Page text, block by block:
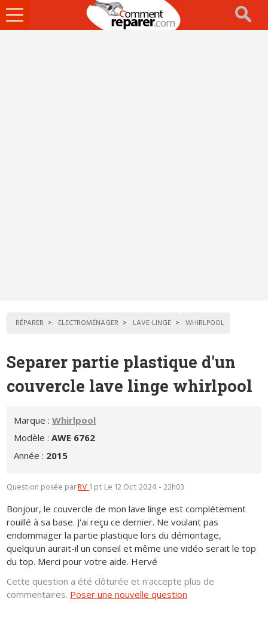
Ouvrir
le
RÉPARER ELECTROMÉNAGER LAVE-LINGE WHIRLPOOL
Separer partie plastique d'un
couvercle lave linge whirlpool
Marque :Whirlpool
Modèle :AWE 6762
Année : 2015
Question posée parRV1 pt Le 12 Oct 2024 - 22h03
Bonjour, le couvercle de mon lave linge est complétement
rouillé à sa base. J'ai reçu ce dernier. Ne voulant pas
endommager la partie plastique lors du démontage,
quelqu'un aurait-il un conseil et même une vidéo serait le top
du top. Merci pour votre aide. Hervé
Cette question a été clôturée et n'accepte plus de
commentaires. Poser une nouvelle question